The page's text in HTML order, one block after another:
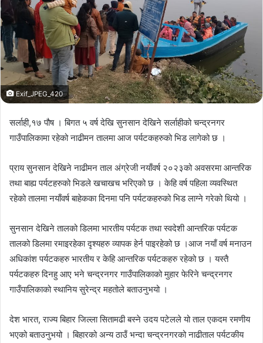
Exif_JPEG_420
सर्लाही,१७ पौष । बिगत ५ वर्ष देखि सुनसान देखिने सर्लाहीको चन्द्रनगर
गाउँपालिकामा रहेको नाढीमन तालमा आज पर्यटकहरुको भिड लागेको छ ।
प्राय सुनसान देखिने नाढीमन ताल अंग्रेजी नयाँवर्ष २०२३को अवसरमा आन्तरिक
तथा बाह्य पर्यटहरुको भिडले खचाखच भरिएको छ । केहि वर्ष पहिला व्यवस्थित
रहेको तालमा नयाँवर्ष बाहेकका दिनमा पनि पर्यटकहरुको भिड लाग्ने गरेको थियो ।
सुनसान देखिने तालको डिलमा भारतीय पर्यटक तथा स्वदेशी आन्तरिक पर्यटक
तालको डिलमा रमाइरहेका दृश्यहरु व्यापक हेर्न पाइरहेको छ ।आज नयाँ वर्ष मनाउन
अधिकांश पर्यटकहरु भारतीय र केहि आन्तरिक पर्यटकहरु रहेको छ । यस्तै
पर्यटकहरु दिनहु आए भने चन्द्रनगर गाउँपालिकाको मुहार फेरिने चन्द्रनगर
गाउँपालिकाको स्थानिय सुरेन्द्र महतोले बताउनुभयो ।
देश भारत, राज्य बिहार जिल्ला सितामढी बस्ने उदय पटेलले यो ताल एकदम रमणीय
भएको बताउनुभयो । बिहारको अन्य ठाउँ भन्दा चन्द्रनगरको नाढीताल पर्यटकीय